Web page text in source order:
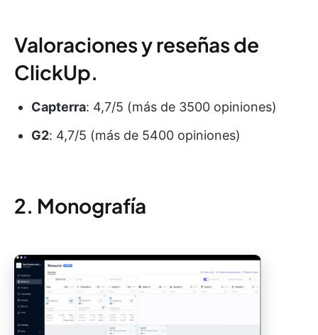
Valoraciones y reseñas de
ClickUp.
Capterra: 4,7/5 (más de 3500 opiniones)
G2: 4,7/5 (más de 5400 opiniones)
2. Monografía